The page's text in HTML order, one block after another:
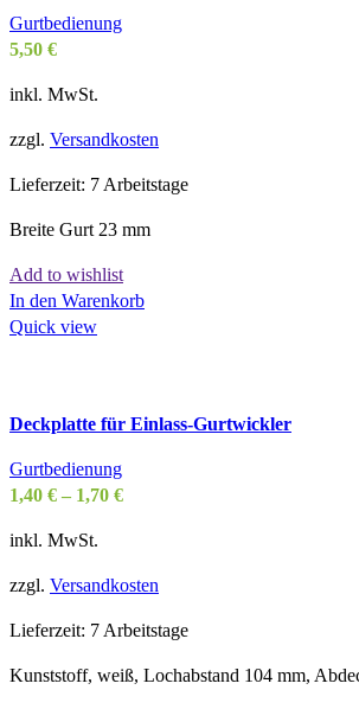
Gurtbedienung
5,50 €
inkl. MwSt.
zzgl. Versandkosten
Lieferzeit: 7 Arbeitstage
Breite Gurt 23 mm
Add to wishlist
In den Warenkorb
Quick view
Deckplatte für Einlass-Gurtwickler
Gurtbedienung
1,40 € – 1,70 €
inkl. MwSt.
zzgl. Versandkosten
Lieferzeit: 7 Arbeitstage
Kunststoff, weiß, Lochabstand 104 mm,